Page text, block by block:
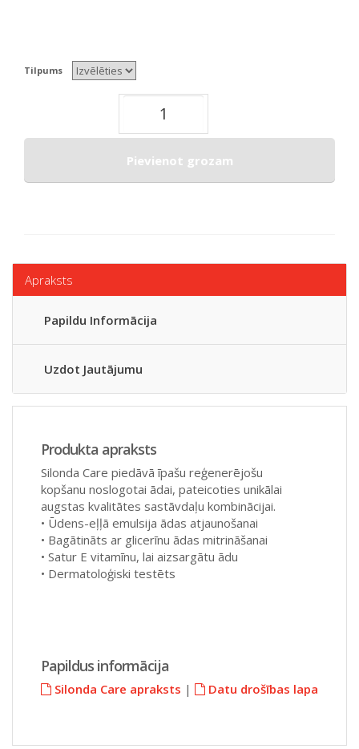
Tilpums
Pievienot grozam
Apraksts
Papildu Informācija
Uzdot Jautājumu
Produkta apraksts
Silonda Care piedāvā īpašu reģenerējošu
kopšanu noslogotai ādai, pateicoties unikālai
augstas kvalitātes sastāvdaļu kombinācijai.
• Ūdens-eļļā emulsija ādas atjaunošanai
• Bagātināts ar glicerīnu ādas mitrināšanai
• Satur E vitamīnu, lai aizsargātu ādu
• Dermatoloģiski testēts
Papildus informācija
Silonda Care apraksts | Datu drošības lapa